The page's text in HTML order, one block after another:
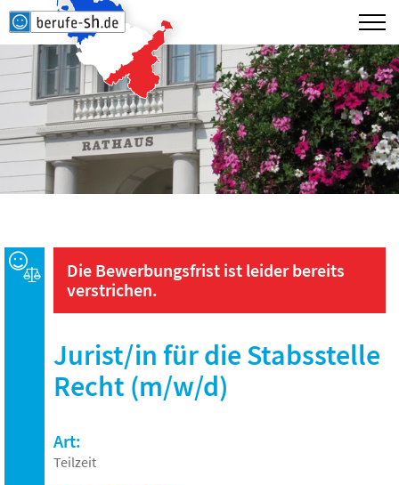
Die Bewerbungsfrist ist leider bereits
verstrichen.
Jurist/in für die Stabsstelle
Recht (m/w/d)
Art:
Teilzeit